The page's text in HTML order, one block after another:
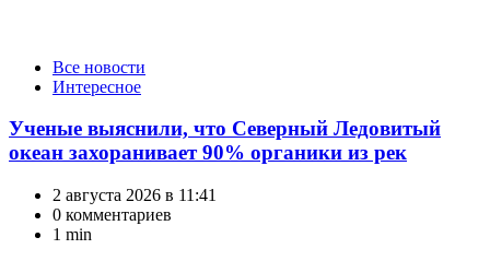
КатегорииВсе новости
Интересное
Ученые выяснили, что Северный Ледовитый
океан захоранивает 90% органики из рек
2 августа 2026 в 11:41
0 комментариев
1 min